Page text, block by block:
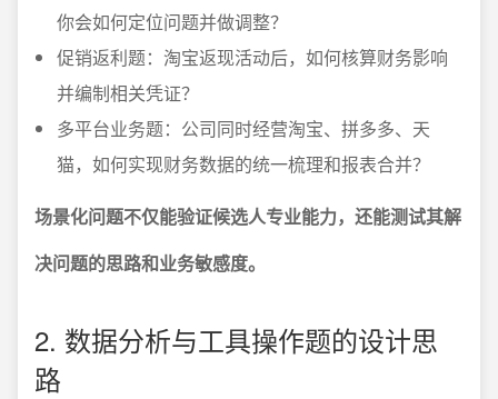
你会如何定位问题并做调整？
促销返利题：淘宝返现活动后，如何核算财务影响
并编制相关凭证？
多平台业务题：公司同时经营淘宝、拼多多、天
猫，如何实现财务数据的统一梳理和报表合并？
场景化问题不仅能验证候选人专业能力，还能测试其解
决问题的思路和业务敏感度。
2. 数据分析与工具操作题的设计思
路